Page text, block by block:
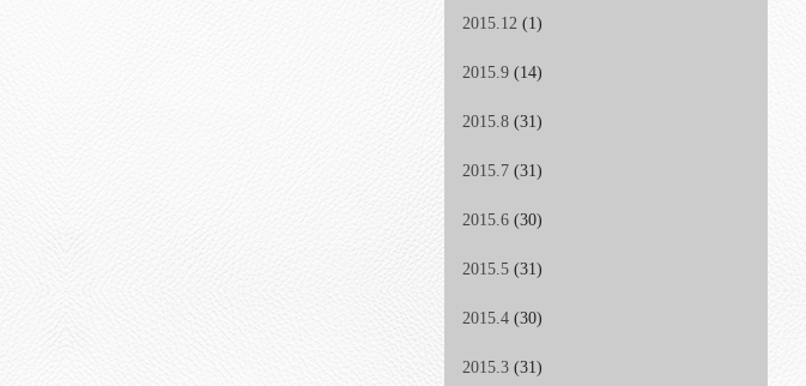
2015.12 (1)
2015.9 (14)
2015.8 (31)
2015.7 (31)
2015.6 (30)
2015.5 (31)
2015.4 (30)
2015.3 (31)